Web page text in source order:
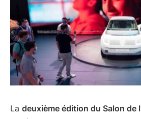
La deuxième édition du Salon de